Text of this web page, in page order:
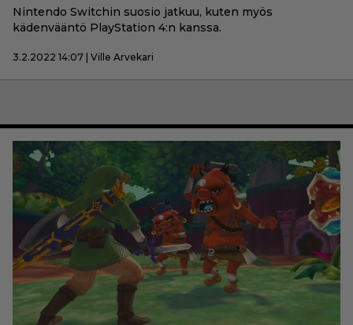
Nintendo Switchin suosio jatkuu, kuten myös
kädenvääntö PlayStation 4:n kanssa.
3.2.2022 14:07 | Ville Arvekari